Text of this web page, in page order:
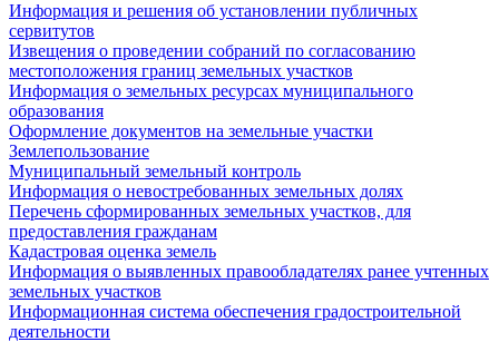
Информация и решения об установлении публичных
сервитутов
Извещения о проведении собраний по согласованию
местоположения границ земельных участков
Информация о земельных ресурсах муниципального
образования
Оформление документов на земельные участки
Землепользование
Муниципальный земельный контроль
Информация о невостребованных земельных долях
Перечень сформированных земельных участков, для
предоставления гражданам
Кадастровая оценка земель
Информация о выявленных правообладателях ранее учтенных
земельных участков
Информационная система обеспечения градостроительной
деятельности